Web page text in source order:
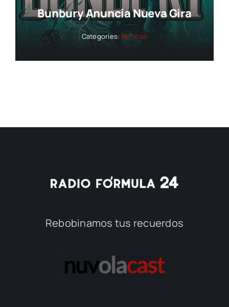
Bunbury Anuncia Nueva Gira
Categories: Noticias
Rebobinamos tus recuerdos